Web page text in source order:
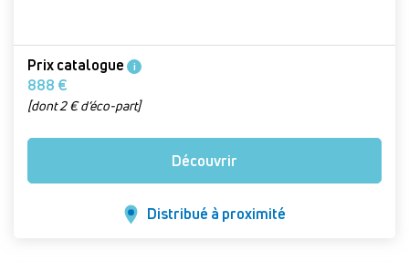
Prix catalogue i
888 €
[dont 2 € d’éco-part]
Découvrir
Distribué à proximité